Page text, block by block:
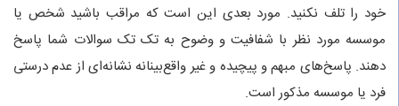
خود را تلف نکنید. مورد بعدی این است که مراقب باشید شخص یا
موسسه مورد نظر با شفافیت و وضوح به تک تک سوالات شما پاسخ
دهند. پاسخ‌های مبهم و پیچیده و غیر واقع‌بینانه نشانه‌ای از عدم درستی
فرد یا موسسه مذکور است.